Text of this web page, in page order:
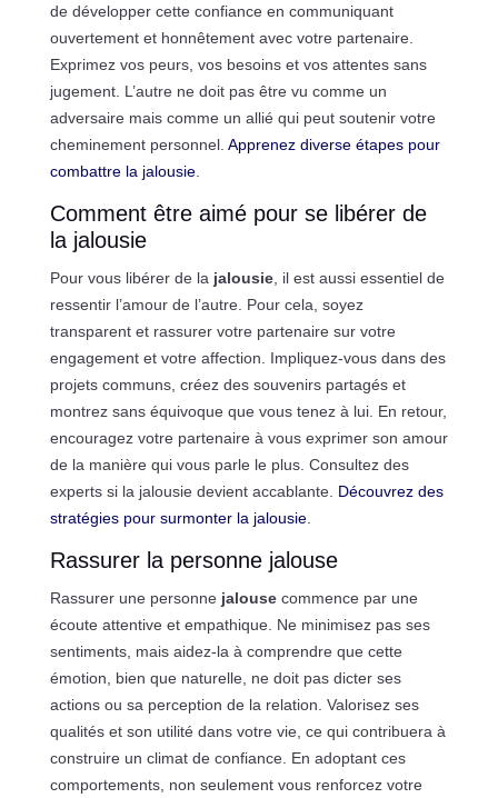
de développer cette confiance en communiquant
ouvertement et honnêtement avec votre partenaire.
Exprimez vos peurs, vos besoins et vos attentes sans
jugement. L’autre ne doit pas être vu comme un
adversaire mais comme un allié qui peut soutenir votre
cheminement personnel. Apprenez diverse étapes pour
combattre la jalousie.
Comment être aimé pour se libérer de
la jalousie
Pour vous libérer de la jalousie, il est aussi essentiel de
ressentir l’amour de l’autre. Pour cela, soyez
transparent et rassurer votre partenaire sur votre
engagement et votre affection. Impliquez-vous dans des
projets communs, créez des souvenirs partagés et
montrez sans équivoque que vous tenez à lui. En retour,
encouragez votre partenaire à vous exprimer son amour
de la manière qui vous parle le plus. Consultez des
experts si la jalousie devient accablante. Découvrez des
stratégies pour surmonter la jalousie.
Rassurer la personne jalouse
Rassurer une personne jalousecommence par une
écoute attentive et empathique. Ne minimisez pas ses
sentiments, mais aidez-la à comprendre que cette
émotion, bien que naturelle, ne doit pas dicter ses
actions ou sa perception de la relation. Valorisez ses
qualités et son utilité dans votre vie, ce qui contribuera à
construire un climat de confiance. En adoptant ces
comportements, non seulement vous renforcez votre